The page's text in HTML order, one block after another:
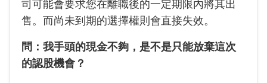
司可能會要求您在離職後的一定期限內將其出
售。而尚未到期的選擇權則會直接失效。
問：我手頭的現金不夠，是不是只能放棄這次
的認股機會？